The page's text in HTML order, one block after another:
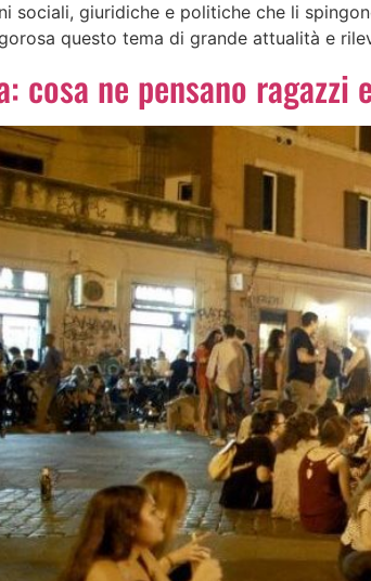
sociali, giuridiche e politiche che li
questo tema di grande attualità e
cosa ne pensano